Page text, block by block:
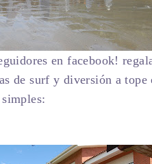
PEDIDOS
en facebook!
de surf y diversión a